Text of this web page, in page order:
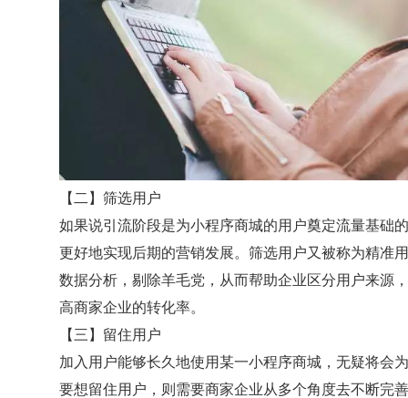
【二】筛选用户
如果说引流阶段是为小程序商城的用户奠定流量基础
更好地实现后期的营销发展。筛选用户又被称为精准
数据分析，剔除羊毛党，从而帮助企业区分用户来源
高商家企业的转化率。
【三】留住用户
加入用户能够长久地使用某一小程序商城，无疑将会
要想留住用户，则需要商家企业从多个角度去不断完